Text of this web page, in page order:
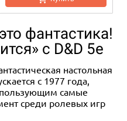
фантастика!
с D&D 5e
настольная
с 1977 года,
самые
среди ролевых игр